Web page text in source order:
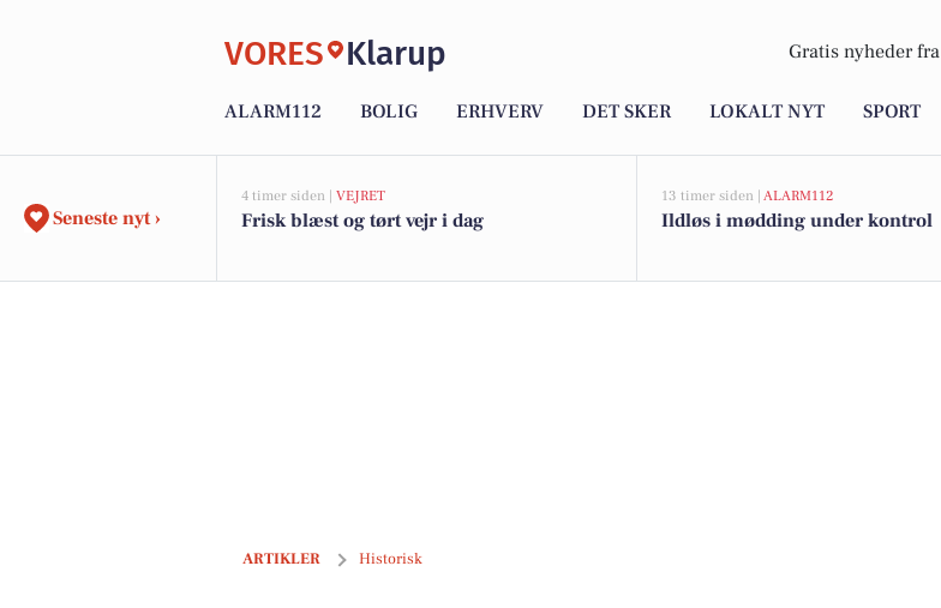
VORES Klarup Gratis nyheder fra
ALARM112 BOLIG ERHVERV DET SKER LOKALT NYT SPORT
Seneste nyt ›
4 timer siden | VEJRET
Frisk blæst og tørt vejr i dag
13 timer siden | ALARM112
Ildløs i mødding under kontrol
ARTIKLER Historisk
Derfor fejrer vi fastelavn